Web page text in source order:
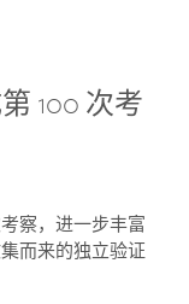
100 次考
察，进一步丰富
而来的独立验证